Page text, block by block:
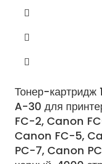
Тонер-
A-30 для
FC-2, Canon
Canon FC-5,
PC-7, Canon